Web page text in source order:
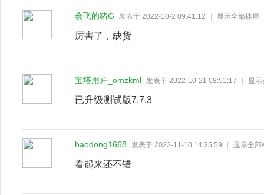
会飞的猪G 发表于 2022-10-2 09:41:12 显示全部楼层
厉害了，缺货
宝塔用户_omzkml 发表于 2022-10-21 08:51:17 显
已升级测试版7.7.3
haodong1668 发表于 2022-11-10 14:35:59 显示全部
看起来还不错